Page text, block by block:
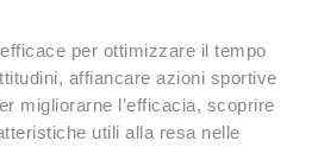
per ottimizzare il tempo
affiancare azioni sportive
migliorarne l’efficacia, scoprire
utili alla resa nelle